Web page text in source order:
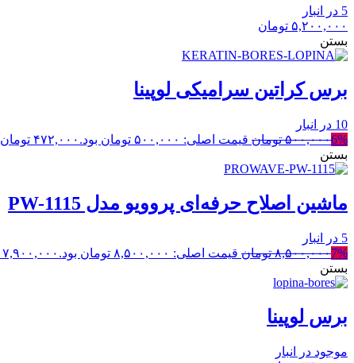
5 در انبار
۵,۲۰۰,۰۰۰ تومان
بستن
برس کراتین سرامیکی لوپینا
10 در انبار
6%۵۰۰,۰۰۰ تومان قیمت اصلی: ۵۰۰,۰۰۰ تومان بود. ۴۷۲,۰۰۰ تومان
بستن
ماشین اصلاح حرفه‌ای پروویو مدل PW-1115
5 در انبار
7%۸,۵۰۰,۰۰۰ تومان قیمت اصلی: ۸,۵۰۰,۰۰۰ تومان بود. ۷,۹۰۰,۰۰۰
بستن
برس لوپینا
موجود در انبار